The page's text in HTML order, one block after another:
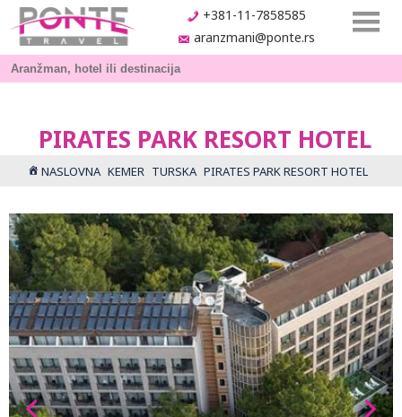
+381-11-7858585
aranzmani@ponte.rs
PIRATES PARK RESORT HOTEL
NASLOVNA KEMER TURSKA PIRATES PARK RESORT HOTEL